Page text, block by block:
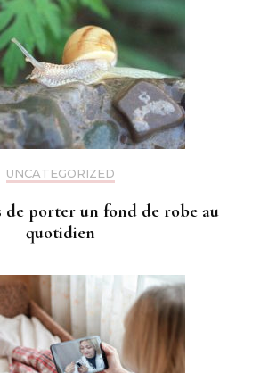
UNCATEGORIZED
de porter un fond de robe au
quotidien